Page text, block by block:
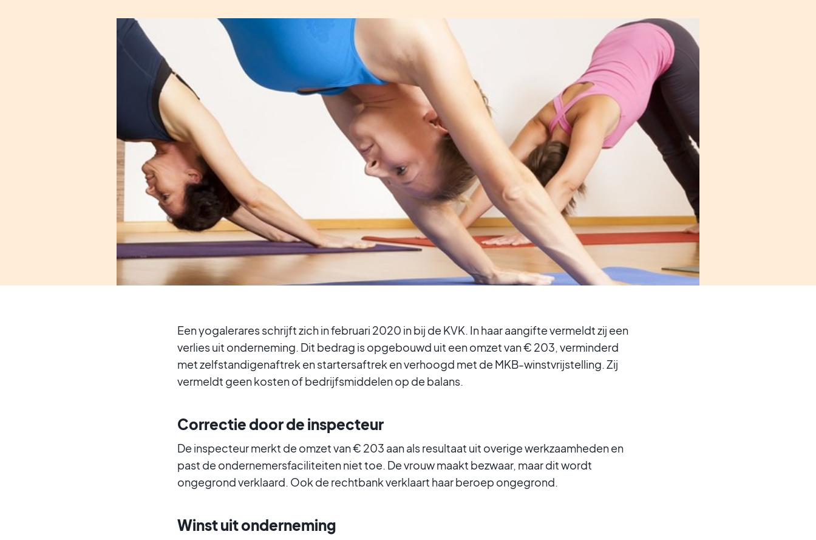
Een yogalerares schrijft zich in februari 2020 in bij de KVK. In haar aangifte vermeldt zij een
verlies uit onderneming. Dit bedrag is opgebouwd uit een omzet van € 203, verminderd
met zelfstandigenaftrek en startersaftrek en verhoogd met de MKB-winstvrijstelling. Zij
vermeldt geen kosten of bedrijfsmiddelen op de balans.
Correctie door de inspecteur
De inspecteur merkt de omzet van € 203 aan als resultaat uit overige werkzaamheden en
past de ondernemersfaciliteiten niet toe. De vrouw maakt bezwaar, maar dit wordt
ongegrond verklaard. Ook de rechtbank verklaart haar beroep ongegrond.
Winst uit onderneming